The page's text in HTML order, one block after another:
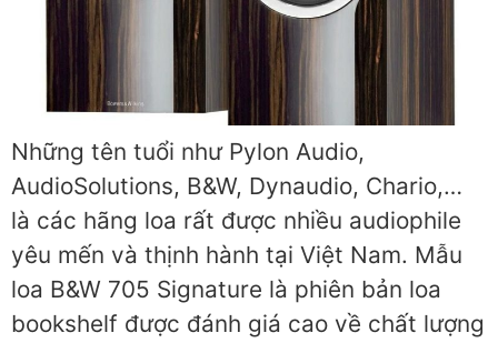
Những tên tuổi như Pylon Audio,
AudioSolutions, B&W, Dynaudio, Chario,…
là các hãng loa rất được nhiều audiophile
yêu mến và thịnh hành tại Việt Nam. Mẫu
loa B&W 705 Signature là phiên bản loa
bookshelf được đánh giá cao về chất lượng